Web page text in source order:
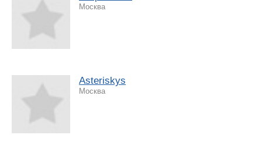
Москва
Asteriskys
Москва